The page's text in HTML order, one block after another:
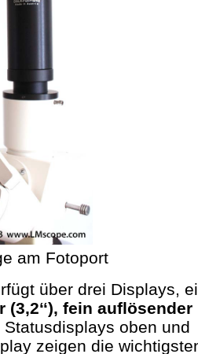
am Fotoport
über drei Displays,
(3,2‘‘), fein auflösender
Statusdisplays oben und
zeigen die